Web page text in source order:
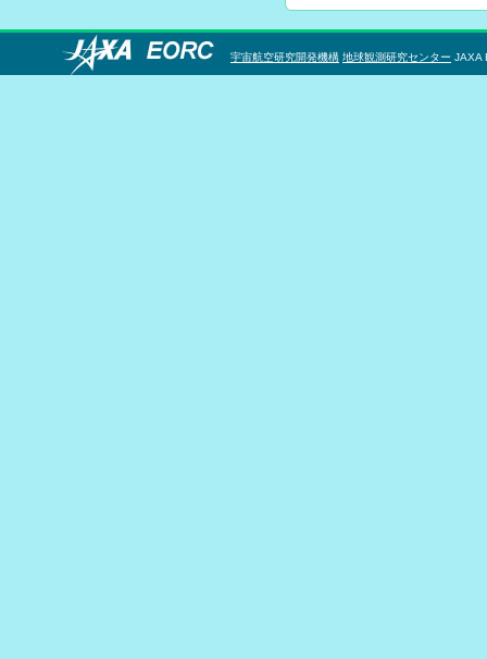
宇宙航空研究開発機構 地球観測研究センター JAXA